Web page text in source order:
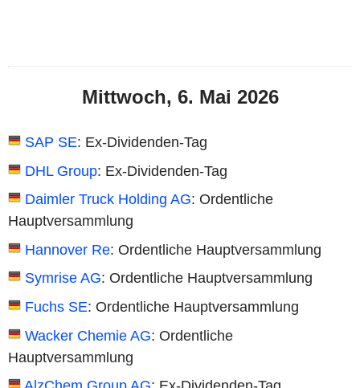
Mittwoch, 6. Mai 2026
SAP SE: Ex-Dividenden-Tag
DHL Group: Ex-Dividenden-Tag
Daimler Truck Holding AG: Ordentliche
Hauptversammlung
Hannover Re: Ordentliche Hauptversammlung
Symrise AG: Ordentliche Hauptversammlung
Fuchs SE: Ordentliche Hauptversammlung
Wacker Chemie AG: Ordentliche
Hauptversammlung